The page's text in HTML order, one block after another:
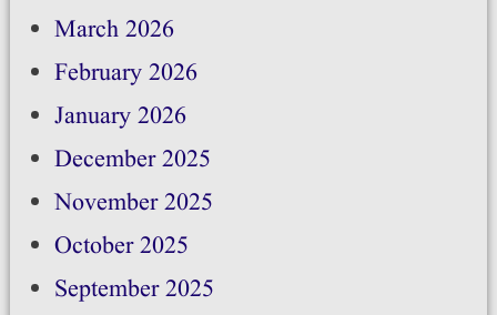
March 2026
February 2026
January 2026
December 2025
November 2025
October 2025
September 2025